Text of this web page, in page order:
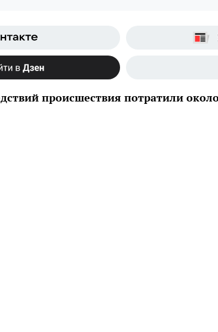
происшествия потратили